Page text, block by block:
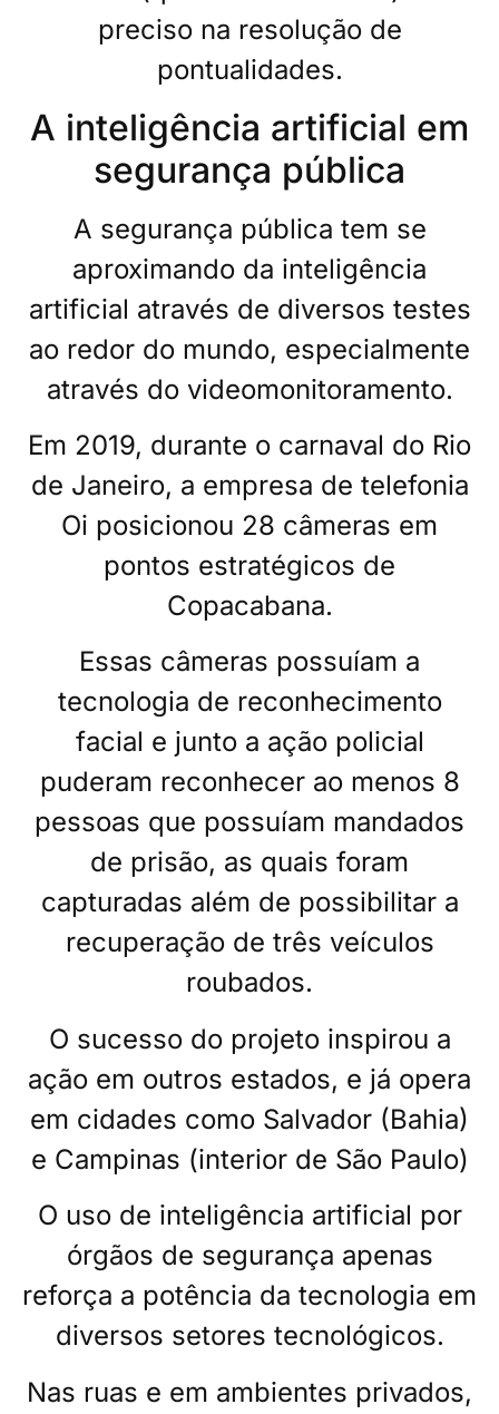
preciso na resolução de
pontualidades.
A inteligência artificial em
segurança pública
A segurança pública tem se
aproximando da inteligência
artificial através de diversos testes
ao redor do mundo, especialmente
através do videomonitoramento.
Em 2019, durante o carnaval do Rio
de Janeiro, a empresa de telefonia
Oi posicionou 28 câmeras em
pontos estratégicos de
Copacabana.
Essas câmeras possuíam a
tecnologia de reconhecimento
facial e junto a ação policial
puderam reconhecer ao menos 8
pessoas que possuíam mandados
de prisão, as quais foram
capturadas além de possibilitar a
recuperação de três veículos
roubados.
O sucesso do projeto inspirou a
ação em outros estados, e já opera
em cidades como Salvador (Bahia)
e Campinas (interior de São Paulo)
O uso de inteligência artificial por
órgãos de segurança apenas
reforça a potência da tecnologia em
diversos setores tecnológicos.
Nas ruas e em ambientes privados,